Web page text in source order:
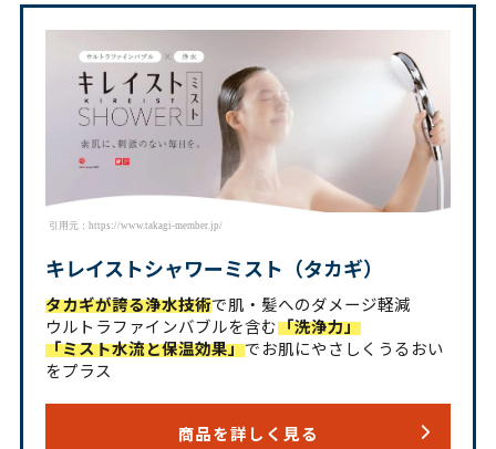
引用元：https://www.takagi-member.jp/
キレイストシャワーミスト（タカギ）
タカギが誇る浄水技術で肌・髪へのダメージ軽減
ウルトラファインバブルを含む「洗浄力」
「ミスト水流と保温効果」でお肌にやさしくうるおい
をプラス
商品を詳しく見る